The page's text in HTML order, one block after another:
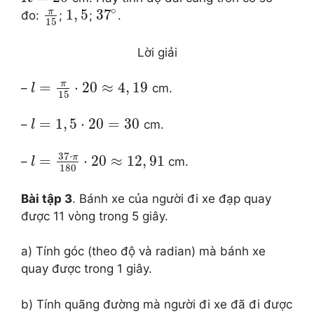
đo:
π
15 ; 1, 5; 37∘ .
Lời giải
– l = π
15 ⋅ 20 ≈ 4, 19 cm.
– l = 1, 5 ⋅ 20 = 30 cm.
– l = 37⋅π
180 ⋅ 20 ≈ 12, 91 cm.
Bài tập 3. Bánh xe của người đi xe đạp quay
được 11 vòng trong 5 giây.
a) Tính góc (theo độ và radian) mà bánh xe
quay được trong 1 giây.
b) Tính quãng đường mà người đi xe đã đi được